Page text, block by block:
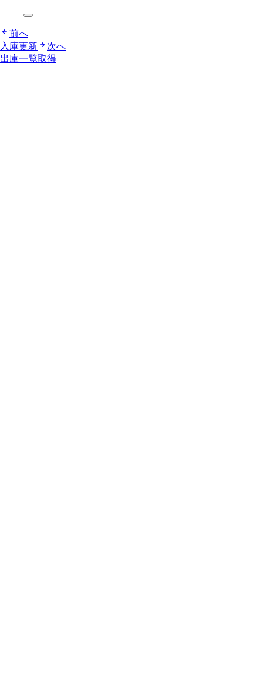
前へ
入庫更新
次へ
出庫一覧取得